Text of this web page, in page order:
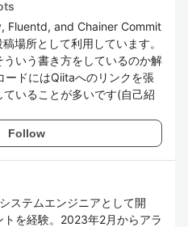
Fluentd, and Chainer Commit
場所として利用しています。
いう書き方をしているのか解
ードにはQiitaへのリンクを張
いることが多いです(自己紹
Follow
ステムエンジニアとして開
を経験。2023年2月からアラ